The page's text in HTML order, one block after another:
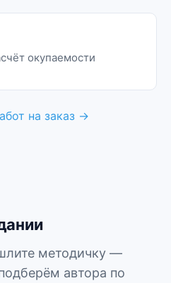
окупаемости
на заказ →
методичку —
автора по